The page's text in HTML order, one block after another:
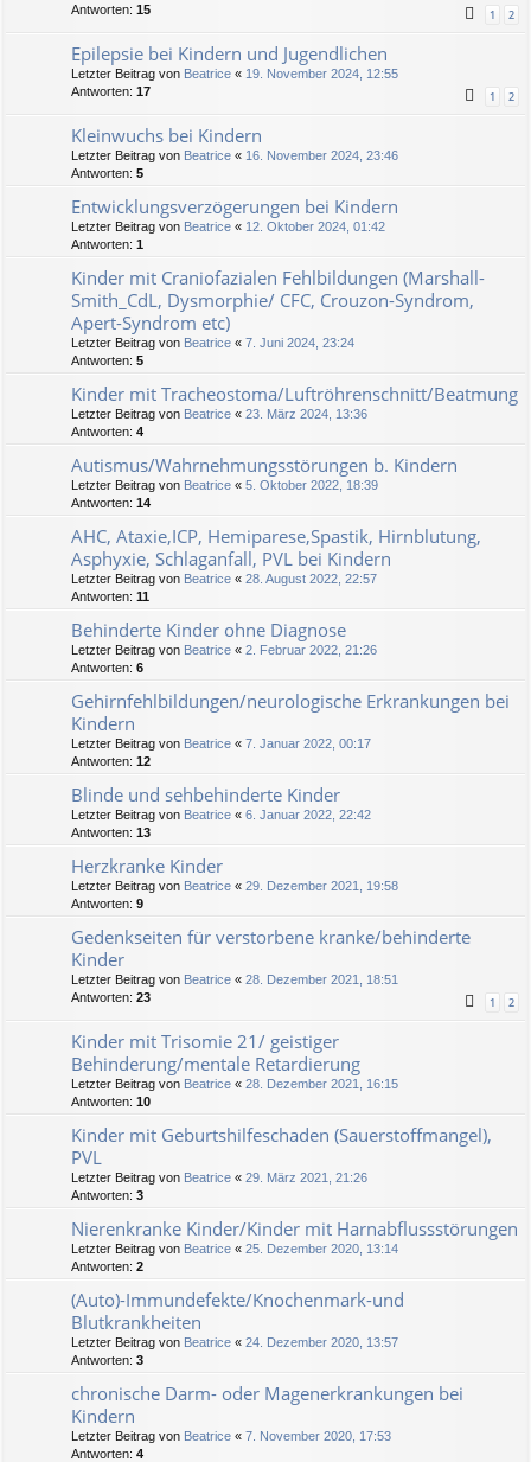
Antworten: 15 1 2
Epilepsie bei Kindern und Jugendlichen
Letzter Beitrag von Beatrice « 19. November 2024, 12:55
Antworten: 17 1 2
Kleinwuchs bei Kindern
Letzter Beitrag von Beatrice « 16. November 2024, 23:46
Antworten: 5
Entwicklungsverzögerungen bei Kindern
Letzter Beitrag von Beatrice « 12. Oktober 2024, 01:42
Antworten: 1
Kinder mit Craniofazialen Fehlbildungen (Marshall-
Smith_CdL, Dysmorphie/ CFC, Crouzon-Syndrom,
Apert-Syndrom etc)
Letzter Beitrag von Beatrice « 7. Juni 2024, 23:24
Antworten: 5
Kinder mit Tracheostoma/Luftröhrenschnitt/Beatmung
Letzter Beitrag von Beatrice « 23. März 2024, 13:36
Antworten: 4
Autismus/Wahrnehmungsstörungen b. Kindern
Letzter Beitrag von Beatrice « 5. Oktober 2022, 18:39
Antworten: 14
AHC, Ataxie,ICP, Hemiparese,Spastik, Hirnblutung,
Asphyxie, Schlaganfall, PVL bei Kindern
Letzter Beitrag von Beatrice « 28. August 2022, 22:57
Antworten: 11
Behinderte Kinder ohne Diagnose
Letzter Beitrag von Beatrice « 2. Februar 2022, 21:26
Antworten: 6
Gehirnfehlbildungen/neurologische Erkrankungen bei
Kindern
Letzter Beitrag von Beatrice « 7. Januar 2022, 00:17
Antworten: 12
Blinde und sehbehinderte Kinder
Letzter Beitrag von Beatrice « 6. Januar 2022, 22:42
Antworten: 13
Herzkranke Kinder
Letzter Beitrag von Beatrice « 29. Dezember 2021, 19:58
Antworten: 9
Gedenkseiten für verstorbene kranke/behinderte
Kinder
Letzter Beitrag von Beatrice « 28. Dezember 2021, 18:51
Antworten: 23 1 2
Kinder mit Trisomie 21/ geistiger
Behinderung/mentale Retardierung
Letzter Beitrag von Beatrice « 28. Dezember 2021, 16:15
Antworten: 10
Kinder mit Geburtshilfeschaden (Sauerstoffmangel),
PVL
Letzter Beitrag von Beatrice « 29. März 2021, 21:26
Antworten: 3
Nierenkranke Kinder/Kinder mit Harnabflussstörungen
Letzter Beitrag von Beatrice « 25. Dezember 2020, 13:14
Antworten: 2
(Auto)-Immundefekte/Knochenmark-und
Blutkrankheiten
Letzter Beitrag von Beatrice « 24. Dezember 2020, 13:57
Antworten: 3
chronische Darm- oder Magenerkrankungen bei
Kindern
Letzter Beitrag von Beatrice « 7. November 2020, 17:53
Antworten: 4